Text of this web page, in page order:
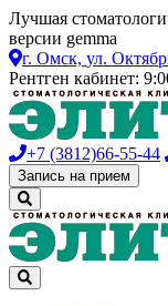
Лучшая
версии gemma
г. Омск, ул.
Рентген кабинет:
+7 (3812)66-55-44
Запись на прием